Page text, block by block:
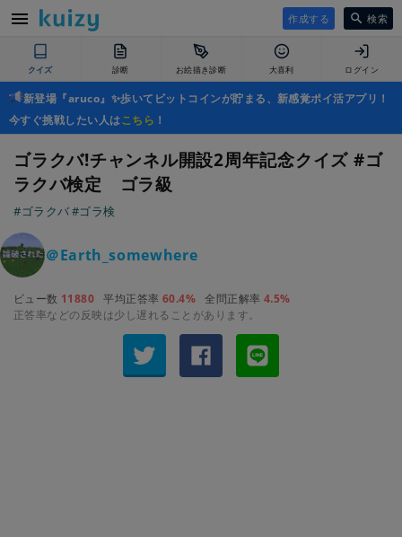
作成する 検索
クイズ 診断 お絵描き診断 大喜利 ログイン
新登場『aruco』✨歩いてビットコインが貯まる、新感覚ポイ活アプリ！
今すぐ挑戦したい人はこちら ！
ゴラクバ!チャンネル開設2周年記念クイズ #ゴ
ラクバ検定 ゴラ級
#ゴラクバ#ゴラ検
＠Earth_somewhere
ビュー数 11880 平均正答率 60.4% 全問正解率 4.5%
正答率などの反映は少し遅れることがあります。